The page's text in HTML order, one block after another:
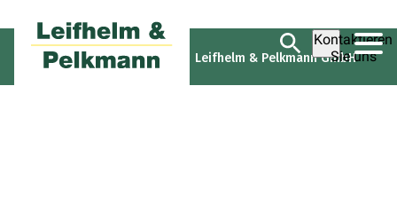
Kontaktieren
Sie uns
Leifhelm & Pelkmann GmbH Leifhelm & Pelkmann GmbH